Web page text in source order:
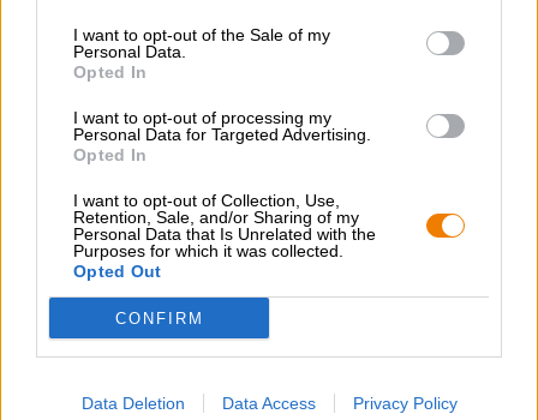
I want to opt-out of the Sale of my
Personal Data.
Opted In
I want to opt-out of processing my
Personal Data for Targeted Advertising.
Opted In
I want to opt-out of Collection, Use,
Retention, Sale, and/or Sharing of my
Personal Data that Is Unrelated with the
Purposes for which it was collected.
Opted Out
CONFIRM
Data Deletion Data Access Privacy Policy
Birre acide | Birre alla frutta, alle erbe e alle spezie
gose with raspberries
€ 5,39
EINWEG
0,33 L POTERE - € 16,33 / LTR